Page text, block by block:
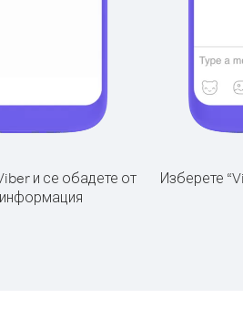
и се обадете от
Изберете